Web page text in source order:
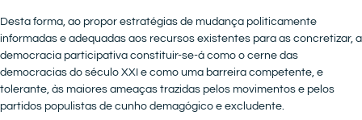
Desta forma, ao propor estratégias de mudança politicamente
informadas e adequadas aos recursos existentes para as concretizar, a
democracia participativa constituir-se-á como o cerne das
democracias do século XXI e como uma barreira competente, e
tolerante, às maiores ameaças trazidas pelos movimentos e pelos
partidos populistas de cunho demagógico e excludente.